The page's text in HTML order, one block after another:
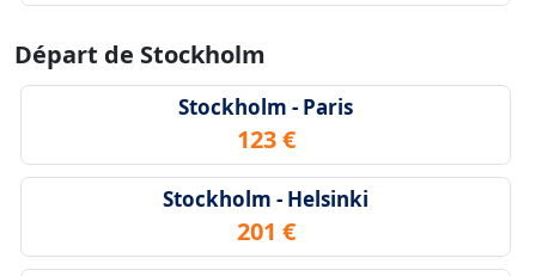
Départ de Stockholm
Stockholm - Paris
123 €
Stockholm - Helsinki
201 €